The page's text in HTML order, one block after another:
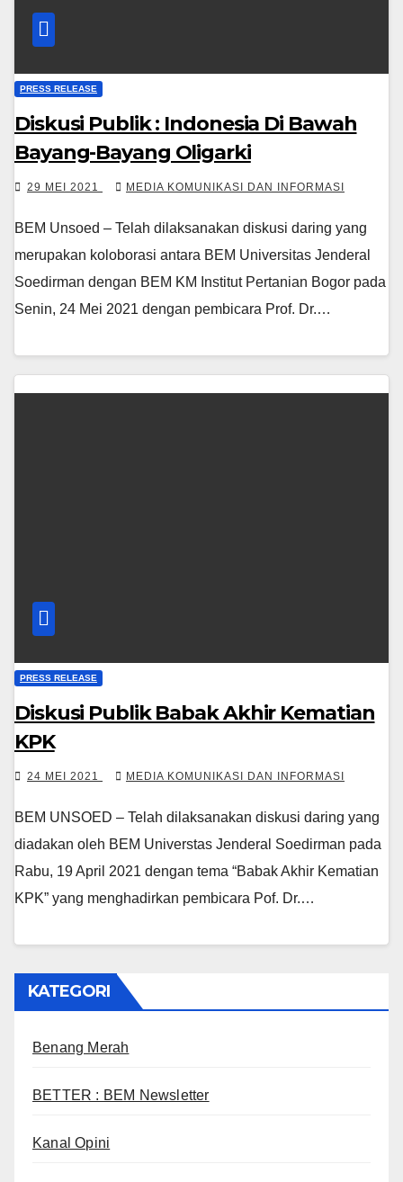
PRESS RELEASE
Diskusi Publik : Indonesia Di Bawah
Bayang-Bayang Oligarki
29 MEI 2021 MEDIA KOMUNIKASI DAN INFORMASI
BEM Unsoed – Telah dilaksanakan diskusi daring yang
merupakan koloborasi antara BEM Universitas Jenderal
Soedirman dengan BEM KM Institut Pertanian Bogor pada
Senin, 24 Mei 2021 dengan pembicara Prof. Dr.…
PRESS RELEASE
Diskusi Publik Babak Akhir Kematian
KPK
24 MEI 2021 MEDIA KOMUNIKASI DAN INFORMASI
BEM UNSOED – Telah dilaksanakan diskusi daring yang
diadakan oleh BEM Universtas Jenderal Soedirman pada
Rabu, 19 April 2021 dengan tema “Babak Akhir Kematian
KPK” yang menghadirkan pembicara Pof. Dr.…
KATEGORI
Benang Merah
BETTER : BEM Newsletter
Kanal Opini